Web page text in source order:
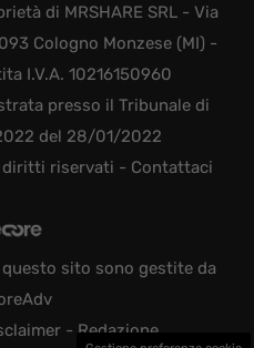
di MRSHARE SRL - Via
Cologno Monzese (MI) -
I.V.A. 10216150960
presso il Tribunale di
del 28/01/2022
riservati - Contattaci
sito sono gestite da
- Redazione